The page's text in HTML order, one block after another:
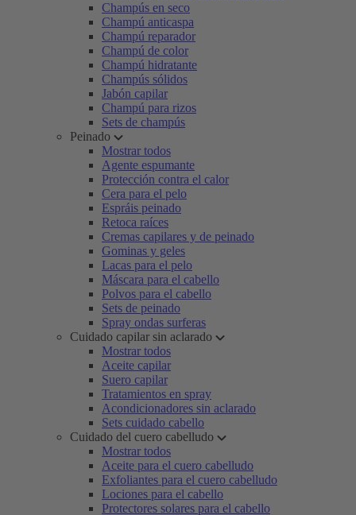
Champús en seco
Champú anticaspa
Champú reparador
Champú de color
Champú hidratante
Champús sólidos
Jabón capilar
Champú para rizos
Sets de champús
Peinado
Mostrar todos
Agente espumante
Protección contra el calor
Cera para el pelo
Espráis peinado
Retoca raíces
Cremas capilares y de peinado
Gominas y geles
Lacas para el pelo
Máscara para el cabello
Polvos para el cabello
Sets de peinado
Spray ondas surferas
Cuidado capilar sin aclarado
Mostrar todos
Aceite capilar
Suero capilar
Tratamientos en spray
Acondicionadores sin aclarado
Sets cuidado cabello
Cuidado del cuero cabelludo
Mostrar todos
Aceite para el cuero cabelludo
Exfoliantes para el cuero cabelludo
Lociones para el cabello
Protectores solares para el cabello